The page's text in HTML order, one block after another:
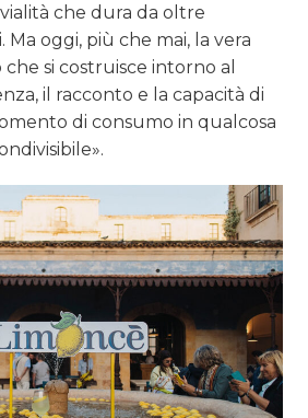
che dura da oltre
oggi, più che mai, la vera
si costruisce intorno al
il racconto e la capacità di
di consumo in qualcosa